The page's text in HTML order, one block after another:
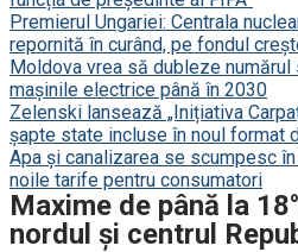
Premierul Ungariei: Centrala
repornită în curând, pe fondul
Moldova vrea să dubleze
mașinile electrice până în 2030
Zelenski lansează „Inițiativa
șapte state incluse în noul format
Apa și canalizarea se scumpesc
noile tarife pentru consumatori
Maxime de până la
nordul și centrul